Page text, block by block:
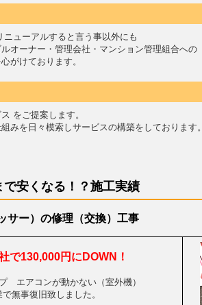
ューアルすると言う事以外にも
オーナー・管理会社・マンション管理組合への
がけております。
をご提案します。
みを日々模索しサービスの構築をしております。
で安くなる！？施工実績
ー）の修理（交換）工事
で130,000円にDOWN！
エアコンが動かない（室外機）
無事復旧致しました。